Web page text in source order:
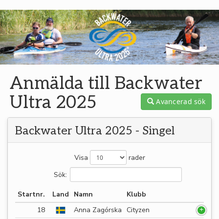
Anmälda till Backwater
Ultra 2025
Avancerad sök
Backwater Ultra 2025 - Singel
Visa
rader
Sök:
Startnr. Land Namn
Klubb
18
Anna Zagórska Cityzen